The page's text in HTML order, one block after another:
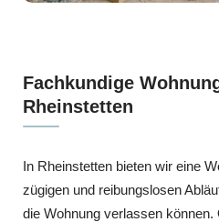
Fachkundige
Rheinstetten
In Rheinstetten bieten wir eine
zügigen und reibungslosen
die Wohnung verlassen können.